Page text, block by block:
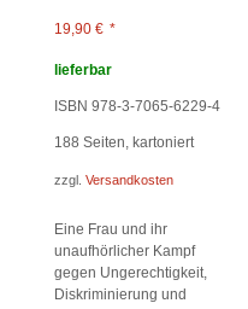
19,90 € *
lieferbar
ISBN 978-3-7065-6229-4
188 Seiten, kartoniert
zzgl. Versandkosten
Eine Frau und ihr
unaufhörlicher Kampf
gegen Ungerechtigkeit,
Diskriminierung und